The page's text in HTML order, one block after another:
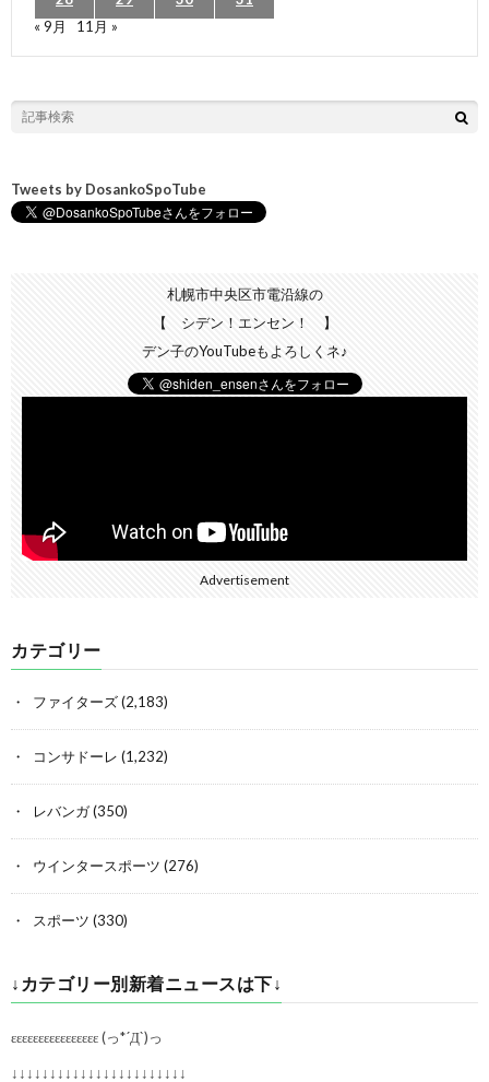
« 9月
11月 »
Tweets by DosankoSpoTube
札幌市中央区市電沿線の
【 シデン！エンセン！ 】
デン子のYouTubeもよろしくネ♪
Advertisement
カテゴリー
ファイターズ(2,183)
コンサドーレ (1,232)
レバンガ(350)
ウインタースポーツ (276)
スポーツ (330)
↓カテゴリー別新着ニュースは下↓
εεεεεεεεεεεεεεεε (っ*´Д`)っ
↓↓↓↓↓↓↓↓↓↓↓↓↓↓↓↓↓↓↓↓↓↓↓